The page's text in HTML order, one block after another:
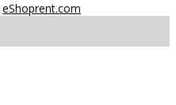
eShoprent.com